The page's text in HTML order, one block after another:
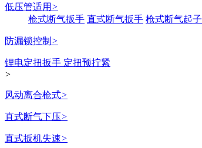
低压管适用 >
枪式断气扳手 直式断气扳手 枪式断气起子
防漏锁控制 >
锂电定扭扳手 定扭预拧紧
>
风动离合枪式>
直式断气下压>
直式扳机失速>